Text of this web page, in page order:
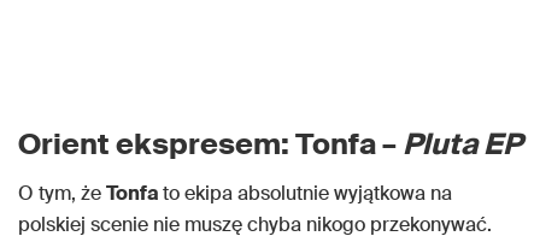
Orient ekspresem: Tonfa –Pluta EP
O tym, żeTonfato ekipa absolutnie wyjątkowa na
polskiej scenie nie muszę chyba nikogo przekonywać.